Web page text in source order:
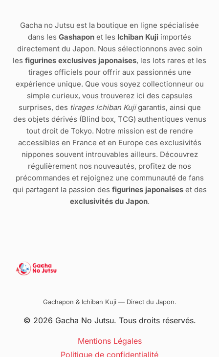
Gacha no Jutsu est la boutique en ligne spécialisée
dans les Gashapon et les Ichiban Kuji importés
directement du Japon. Nous sélectionnons avec soin
les figurines exclusives japonaises, les lots rares et les
tirages officiels pour offrir aux passionnés une
expérience unique. Que vous soyez collectionneur ou
simple curieux, vous trouverez ici des capsules
surprises, des tirages Ichiban Kujigarantis, ainsi que
des objets dérivés (Blind box, TCG) authentiques venus
tout droit de Tokyo. Notre mission est de rendre
accessibles en France et en Europe ces exclusivités
nippones souvent introuvables ailleurs. Découvrez
régulièrement nos nouveautés, profitez de nos
précommandes et rejoignez une communauté de fans
qui partagent la passion des figurines japonaiseset des
exclusivités du Japon.
Gachapon & Ichiban Kuji — Direct du Japon.
© 2026 Gacha No Jutsu. Tous droits réservés.
Mentions Légales
Politique de confidentialité